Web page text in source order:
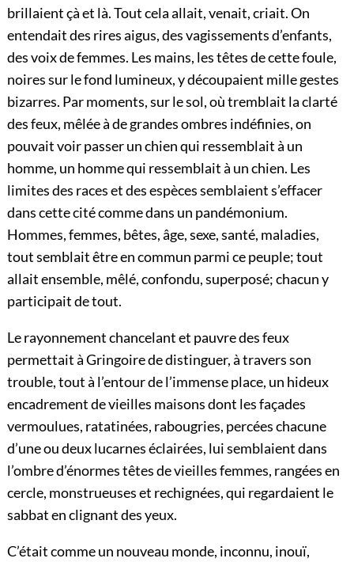
brillaient çà et là. Tout cela allait, venait, criait. On
entendait des rires aigus, des vagissements d’enfants,
des voix de femmes. Les mains, les têtes de cette foule,
noires sur le fond lumineux, y découpaient mille gestes
bizarres. Par moments, sur le sol, où tremblait la clarté
des feux, mêlée à de grandes ombres indéfinies, on
pouvait voir passer un chien qui ressemblait à un
homme, un homme qui ressemblait à un chien. Les
limites des races et des espèces semblaient s’effacer
dans cette cité comme dans un pandémonium.
Hommes, femmes, bêtes, âge, sexe, santé, maladies,
tout semblait être en commun parmi ce peuple; tout
allait ensemble, mêlé, confondu, superposé; chacun y
participait de tout.
Le rayonnement chancelant et pauvre des feux
permettait à Gringoire de distinguer, à travers son
trouble, tout à l’entour de l’immense place, un hideux
encadrement de vieilles maisons dont les façades
vermoulues, ratatinées, rabougries, percées chacune
d’une ou deux lucarnes éclairées, lui semblaient dans
l’ombre d’énormes têtes de vieilles femmes, rangées en
cercle, monstrueuses et rechignées, qui regardaient le
sabbat en clignant des yeux.
C’était comme un nouveau monde, inconnu, inouï,